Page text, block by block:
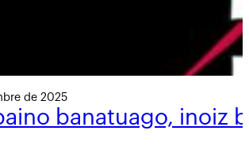
de 2025
banatuago, inoiz